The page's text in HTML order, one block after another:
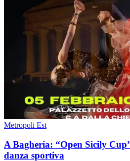
Metropoli Est
A Bagheria: “Open Sicily
danza sportiva